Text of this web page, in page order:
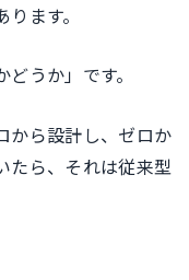
ます。
うか」です。
から設計し、ゼロか
たら、それは従来型